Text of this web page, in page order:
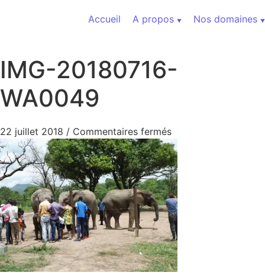
Accueil
A propos Nos domaines
IMG-20180716-
WA0049
22 juillet 2018 / Commentaires ferméssur IMG-20180716-